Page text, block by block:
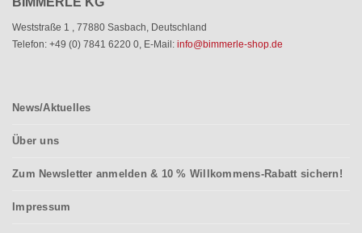
Weststraße 1 77880 Sasbach
Deutschland
Telefon: +49 (0) 7841 6220 0
E-Mail: info@bimmerle-shop.de
News/Aktuelles
Über uns
Zum Newsletter anmelden & 10 % Willkommens-Rabatt sichern!
Impressum